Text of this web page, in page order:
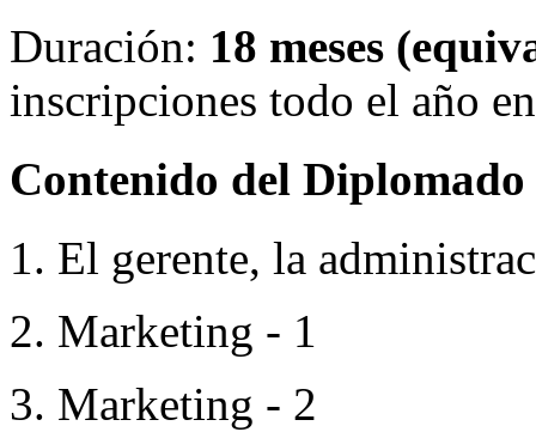
Duración: 18 meses
inscripciones todo el año
Contenido del
1. El gerente, la
2. Marketing - 1
3. Marketing - 2